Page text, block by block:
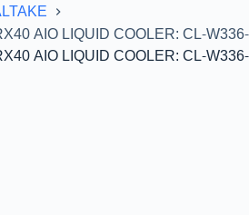
AIO LIQUID COOLER: CL-
AIO LIQUID COOLER: CL-